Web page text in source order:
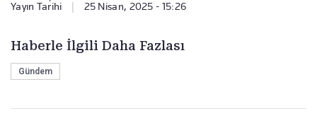
Yayın Tarihi 25 Nisan, 2025 - 15:26
Haberle İlgili Daha Fazlası
Gündem